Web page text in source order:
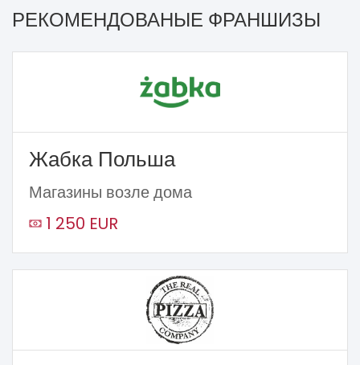
РЕКОМЕНДОВАНЫЕ ФРАНШИЗЫ
Жабка Польша
Магазины возле дома
1 250 EUR